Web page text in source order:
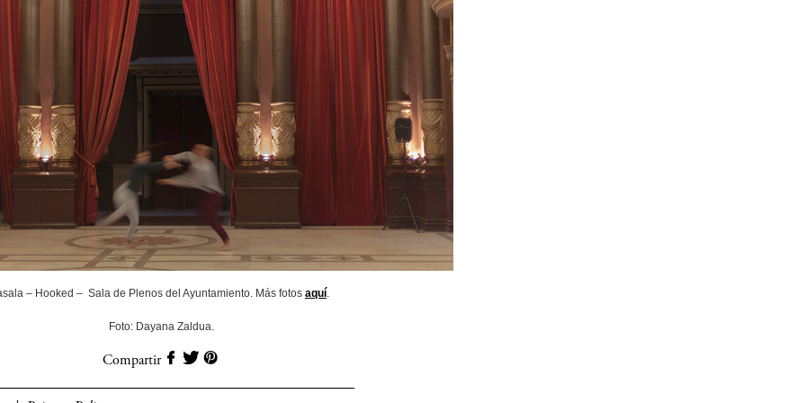
– Hooked – Sala de Plenos del Ayuntamiento. Más fotos aquí.
Foto: Dayana Zaldua.
Compartir